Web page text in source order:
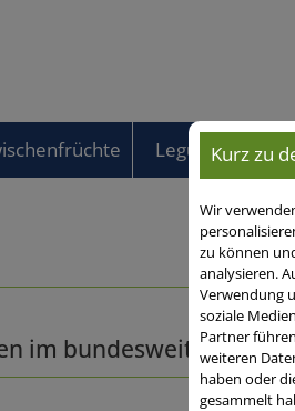
Leguminosen
im bundesweiten
Kurz zu
Wir
zu können
analysieren.
Verwendung
soziale
Partner
weiteren
haben oder
gesammelt